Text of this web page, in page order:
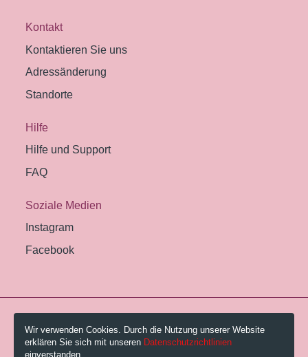
Kontakt
Kontaktieren Sie uns
Adressänderung
Standorte
Hilfe
Hilfe und Support
FAQ
Soziale Medien
Instagram
Facebook
© 2026 Pestalozzi-Bibliothek Zürich.
Impressum
Wir verwenden Cookies. Durch die Nutzung unserer Website
erklären Sie sich mit unseren Datenschutzrichtlinien
einverstanden.